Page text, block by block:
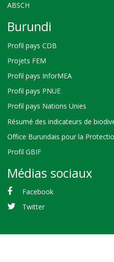
ABSCH
Burundi
Profil pays CDB
Projets FEM
Profil pays InforMEA
Profil pays PNUE
Profil pays Nations Unies
Résumé des indicateurs de
Office Burundais pour la
Profil GBIF
Médias sociaux
Facebook
Twitter